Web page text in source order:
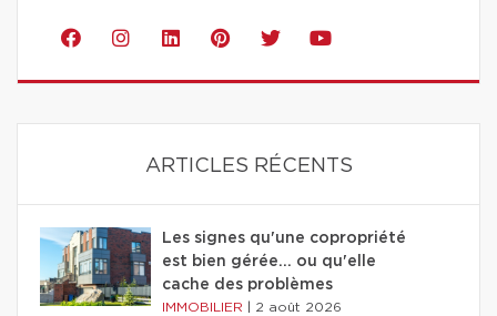
ARTICLES RÉCENTS
Les signes qu'une copropriété
est bien gérée… ou qu'elle
cache des problèmes
IMMOBILIER 2 août 2026